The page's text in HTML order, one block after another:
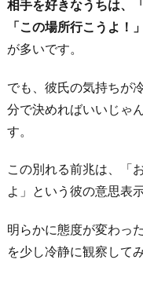
相手を好きなうちは、
「この場所行こうよ！
が多いです。
でも、彼氏の気持ちが
分で決めればいいじゃ
す。
この別れる前兆は、「
よ」という彼の意思表
明らかに態度が変わっ
を少し冷静に観察して